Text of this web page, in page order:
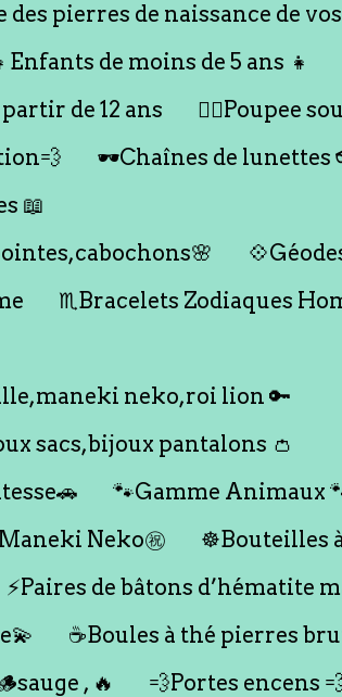
pierres de naissance de
de moins de 5 ans 👧
de 12 ans
🙇‍♂️Poupee
🕶️Chaînes de lunettes
📖
♏️Bracelets Zodiaques
neko,roi lion 🔑
sacs,bijoux pantalons 👛
🐾Gamme Animaux
Neko㊗️
☸️Bouteilles
⚡️Paires de bâtons d’hématite
☕️Boules à thé pierres
, 🔥
💨Portes encens